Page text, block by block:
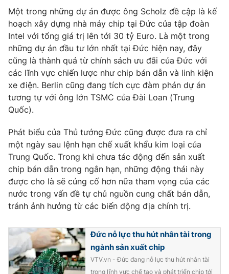
VTV9 VTV8
Liên hệ tòa soạn English
THỜI BÁO VTV
Theo dõi báo trên
Cơ quan chủ quản:Đài Truyền hình Việt Nam
Cơ quan báo chí: Thời báo VTV
Giấy phép hoạt động báo in và báo điện tử số 483/GP-BTTTT
cấp ngày 29/12/2023
Tổng Biên tập:Vũ Thanh Thủy
Phó Tổng Biên tập:Nguyễn Thị Mỹ Hạnh, Phạm Quốc Thắng,
Nguyễn Trọng Ninh
Tổng đài VTV:024.38 355 931 - 024.38 355 932
Một trong những dự án được ông Scholz đề cập là kế
hoạch xây dựng nhà máy chip tại Đức của tập đoàn
Intel với tổng giá trị lên tới 30 tỷ Euro. Là một trong
những dự án đầu tư lớn nhất tại Đức hiện nay, đây
cũng là thành quả từ chính sách ưu đãi của Đức với
các lĩnh vực chiến lược như chip bán dẫn và linh kiện
xe điện. Berlin cũng đang tích cực đàm phán dự án
tương tự với ông lớn TSMC của Đài Loan (Trung
Quốc).
Phát biểu của Thủ tướng Đức cũng được đưa ra chỉ
một ngày sau lệnh hạn chế xuất khẩu kim loại của
Trung Quốc. Trong khi chưa tác động đến sản xuất
chip bán dẫn trong ngắn hạn, những động thái này
được cho là sẽ củng cố hơn nữa tham vọng của các
nước trong vấn đề tự chủ nguồn cung chất bán dẫn,
tránh ảnh hưởng từ các biến động địa chính trị.
Đức nỗ lực thu hút nhân tài trong
ngành sản xuất chip
VTV.vn - Đức đang nỗ lực thu hút nhân tài
trong lĩnh vực chế tạo và phát triển chip tới